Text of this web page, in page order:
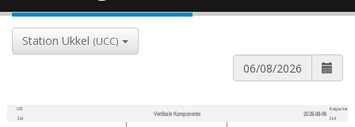
Station Ukkel (UCC)
UTC
Zeit
Vertikale Komponente 2026-08-06
Belgischer
Zeit